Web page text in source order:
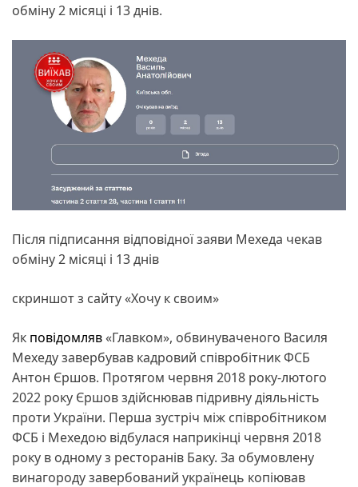
обміну 2 місяці і 13 днів.
Після підписання відповідної заяви Мехеда чекав
обміну 2 місяці і 13 днів
скриншот з сайту «Хочу к своим»
Як повідомляв«Главком», обвинуваченого Василя
Мехеду завербував кадровий співробітник ФСБ
Антон Єршов. Протягом червня 2018 року-лютого
2022 року Єршов здійснював підривну діяльність
проти України. Перша зустріч між співробітником
ФСБ і Мехедою відбулася наприкінці червня 2018
року в одному з ресторанів Баку. За обумовлену
винагороду завербований українець копіював